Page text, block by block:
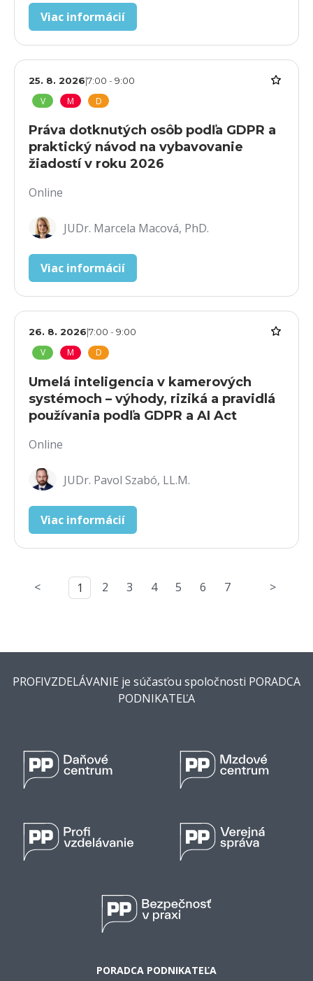
Viac informácií
25. 8. 2026|7:00 - 9:00
V M D
Práva dotknutých osôb podľa GDPR a
praktický návod na vybavovanie
žiadostí v roku 2026
Online
JUDr. Marcela Macová, PhD.
Viac informácií
26. 8. 2026|7:00 - 9:00
V M D
Umelá inteligencia v kamerových
systémoch – výhody, riziká a pravidlá
používania podľa GDPR a AI Act
Online
JUDr. Pavol Szabó, LL.M.
Viac informácií
< 1 2 3 4 5 6 7 >
PROFIVZDELÁVANIE je súčasťou spoločnosti PORADCA
PODNIKATEĽA
PORADCA PODNIKATEĽA